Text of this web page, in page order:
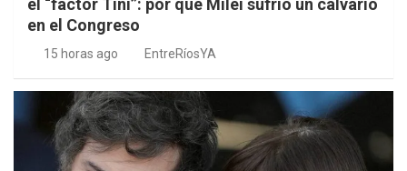
el “factor Tini”: por qué Milei sufrió un calvario
en el Congreso
15 horas ago EntreRíosYA